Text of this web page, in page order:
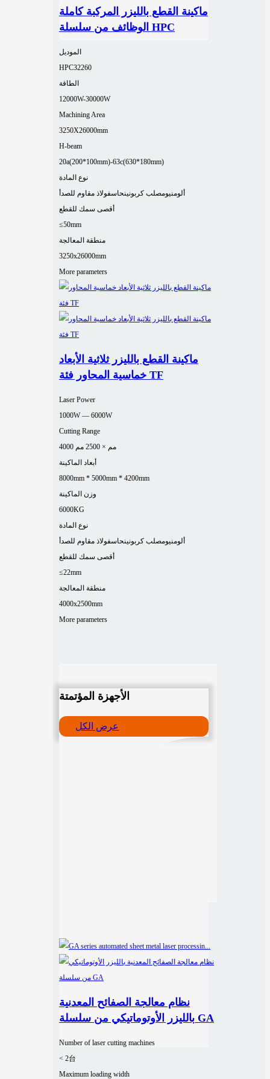
ماكينة القطع بالليزر المركبة كاملة
الوظائف من سلسلة HPC
الموديل
HPC32260
الطاقة
12000W-30000W
Machining Area
3250X26000mm
H-beam
20a(200*100mm)-63c(630*180mm)
نوع المادة
ألومنيومصلب كربونينحاسفولاذ مقاوم للصدأ
أقصى سمك للقطع
≤50mm
منطقة المعالجة
3250x26000mm
More parameters
ماكينة القطع بالليزر ثلاثية الأبعاد
خماسية المحاور فئة TF
Laser Power
1000W — 6000W
Cutting Range
4000 مم × 2500 مم
أبعاد الماكينة
8000mm * 5000mm * 4200mm
وزن الماكينة
6000KG
نوع المادة
ألومنيومصلب كربونينحاسفولاذ مقاوم للصدأ
أقصى سمك للقطع
≤22mm
منطقة المعالجة
4000x2500mm
More parameters
الأجهزة المؤتمتة
عرض الكل
نظام معالجة الصفائح المعدنية
بالليزر الأوتوماتيكي من سلسلة GA
Number of laser cutting machines
< 2台
Maximum loading width